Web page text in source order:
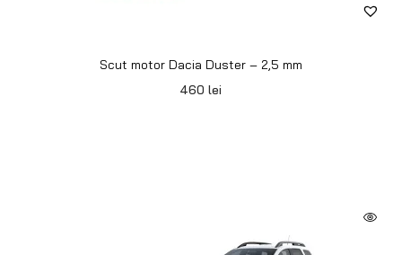
Scut motor Dacia Duster – 2,5 mm
460lei